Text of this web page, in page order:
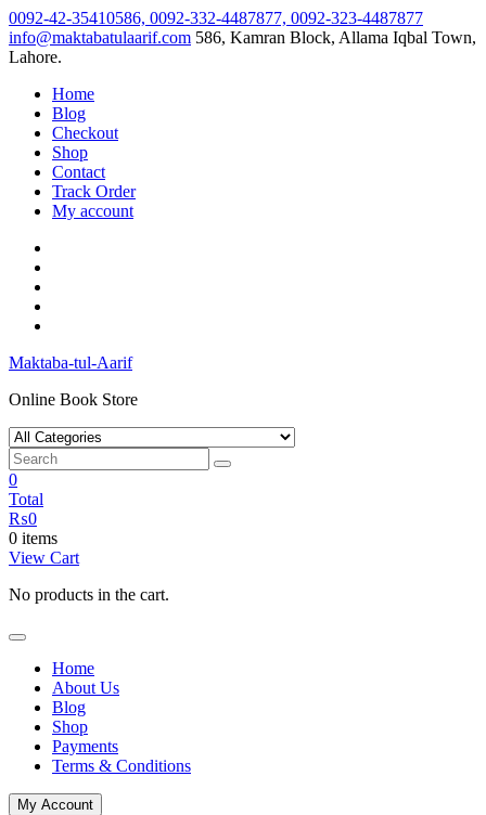
Skip
to
content
0092-42-35410586, 0092-332-4487877, 0092-323-4487877
info@maktabatulaarif.com 586, Kamran Block, Allama Iqbal Town,
Lahore.
Home
Blog
Checkout
Shop
Contact
Track Order
My account
Maktaba-tul-Aarif
Online Book Store
0
Total
₨0
0 items
View Cart
No products in the cart.
Home
About Us
Blog
Shop
Payments
Terms & Conditions
My Account